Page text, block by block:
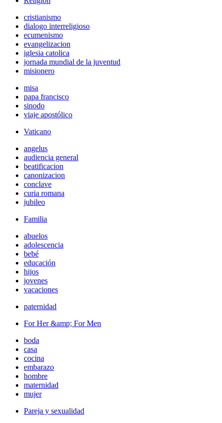
cristianismo
dialogo interreligioso
ecumenismo
evangelizacion
iglesia catolica
jornada mundial de la juventud
misionero
misa
papa francisco
sinodo
viaje apostólico
Vaticano
angelus
audiencia general
beatificacion
canonizacion
conclave
curia romana
jubileo
Familia
abuelos
adolescencia
bebé
educación
hijos
jovenes
vacaciones
paternidad
For Her &amp; For Men
boda
casa
cocina
embarazo
hombre
maternidad
mujer
Pareja y sexualidad